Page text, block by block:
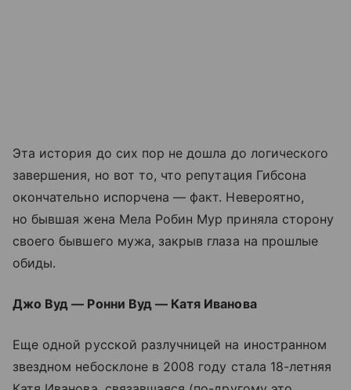
Эта история до сих пор не дошла до логического
завершения, но вот то, что репутация Гибсона
окончательно испорчена — факт. Невероятно,
но бывшая жена Мела Робин Мур приняла сторону
своего бывшего мужа, закрыв глаза на прошлые
обиды.
Джо Вуд — Ронни Вуд — Катя Иванова
Еще одной русской разлучницей на иностранном
звездном небосклоне в 2008 году стала 18-летняя